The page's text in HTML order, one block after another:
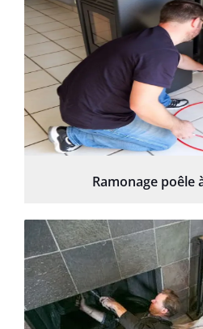
Ramonage poêle